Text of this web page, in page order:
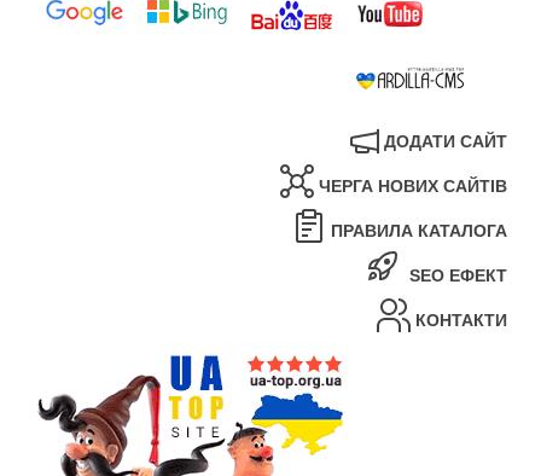
ДОДАТИ САЙТ
ЧЕРГА НОВИХ САЙТІВ
ПРАВИЛА КАТАЛОГА
SEO ЕФЕКТ
КОНТАКТИ